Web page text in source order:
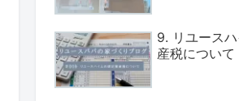
9. リユース
産税について